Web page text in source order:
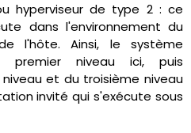
hyperviseur de type 2 : ce
dans l'environnement du
l'hôte. Ainsi, le système
premier niveau ici, puis
et du troisième niveau
invité qui s'exécute sous